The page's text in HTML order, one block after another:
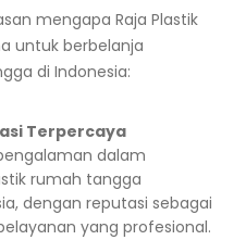
mengapa Raja Plastik
untuk berbelanja
di Indonesia:
Terpercaya
dalam
rumah tangga
dengan reputasi sebagai
yang profesional.